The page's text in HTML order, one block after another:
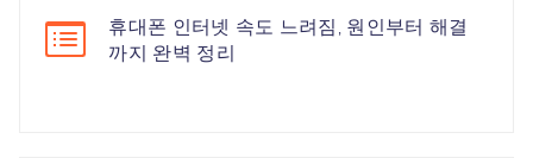
휴대폰 인터넷 속도 느려짐, 원인부터 해결
까지 완벽 정리